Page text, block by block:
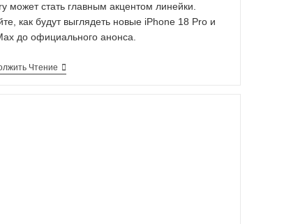
может стать главным акцентом линейки.
как будут выглядеть новые iPhone 18 Pro и
до официального анонса.
Чтение